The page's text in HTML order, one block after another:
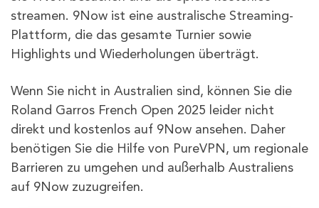
streamen. 9Now ist eine australische Streaming-
Plattform, die das gesamte Turnier sowie
Highlights und Wiederholungen überträgt.
Wenn Sie nicht in Australien sind, können Sie die
Roland Garros French Open 2025 leider nicht
direkt und kostenlos auf 9Now ansehen. Daher
benötigen Sie die Hilfe von PureVPN, um regionale
Barrieren zu umgehen und außerhalb Australiens
auf 9Now zuzugreifen.